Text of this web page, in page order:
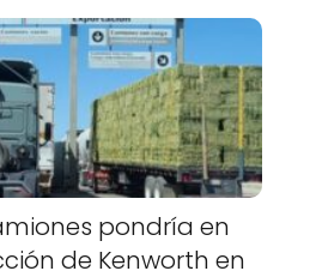
pondría en
de Kenworth en